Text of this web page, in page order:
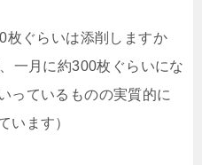
枚ぐらいは添削しますか
一月に約300枚ぐらいにな
っているものの実質的に
います）